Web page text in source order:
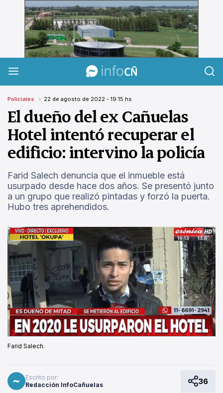
InfoCañuelas
Policiales 22 de agosto de 2022 - 19:15 hs
El dueño del ex Cañuelas
Hotel intentó recuperar el
edificio: intervino la policía
Farid Salech denuncia que el inmueble está
usurpado desde hace dos años. Se presentó junto
a un grupo que realizó pintadas y forzó la puerta.
Hubo tres aprehendidos.
Farid Salech.
Escrito por:
Redacción InfoCañuelas
36